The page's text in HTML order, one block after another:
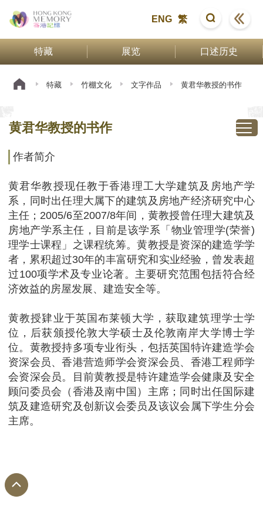
ENG 繁
特藏 展览 口述历史
特藏 竹棚文化 文字作品 黄君华教授的书作
黄君华教授的书作
作者简介
黄君华教授现任教于香港理工大学建筑及房地产学
系，同时出任理大属下的建筑及房地产经济研究中心
主任；2005/6至2007/8年间，黄教授曾任理大建筑及
房地产学系主任，目前是该学系「物业管理学(荣誉)
理学士课程」之课程统筹。黄教授是资深的建造学学
者，累积超过30年的丰富研究和实业经验，曾发表超
过100项学术及专业论著。主要研究范围包括符合经
济效益的房屋发展、建造安全等。
黄教授肄业于英国布莱顿大学，获取建筑理学士学
位，后获颁授伦敦大学硕士及伦敦南岸大学博士学
位。黄教授持多项专业衔头，包括英国特许建造学会
资深会员、香港营造师学会资深会员、香港工程师学
会资深会员。目前黄教授是特许建造学会健康及安全
顾问委员会（香港及南中国）主席；同时出任国际建
筑及建造研究及创新议会委员及该议会属下学生分会
主席。